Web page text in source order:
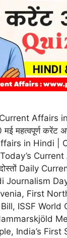
Affairs
महत्वपूर्ण करेंट
in Hindi |
Daily
Journalism
First
ISSF World
India’s First